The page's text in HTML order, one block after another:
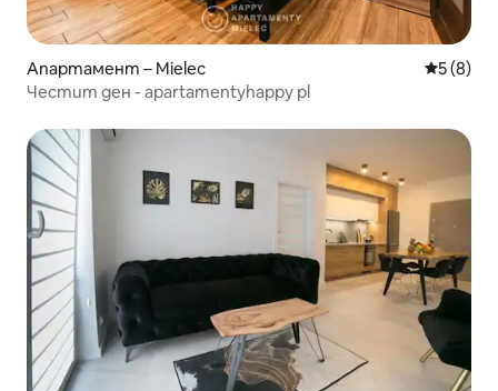
Апартамент – Mielec Средна
5 (8)
Честит ден - apartamentyhappy pl